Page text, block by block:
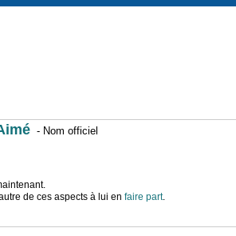
- Nom officiel
de ces aspects à lui en faire part.